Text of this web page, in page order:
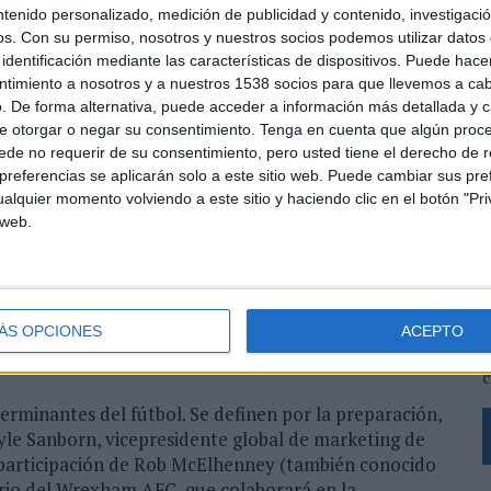
personalizado, medición de publicidad y contenido,
Con su permiso, nosotros y nuestros socios podemos utilizar datos
mediante las características de dispositivos. Puede
a nosotros y a nuestros 1538 socios para que llevemos a
De forma alternativa, puede acceder a información más detallada y
otorgar o negar su consentimiento. Tenga en cuenta que algún
no requerir de su consentimiento, pero usted tiene el derecho de
se aplicarán solo a este sitio web. Puede cambiar sus
momento volviendo a este sitio y haciendo clic en el botón
OPCIONES ACEPTO
Si esa jugada termina en gol y cumple
ganará un vehículo.
de los partidos en una experiencia interactiva
inmediata en redes.
selecciones y 104 partidos, un volumen de
de interacción y conversación digital
además la acción con un segundo sorteo
donde los usuarios podrán registrarse
también a ganar un coche.
global aprovechando uno de los mayores eventos
desde dinámicas vinculadas al tiempo real y
del fútbol. Se definen por la preparación,
Sanborn, vicepresidente global de marketing de
de Rob McElhenney (también conocido